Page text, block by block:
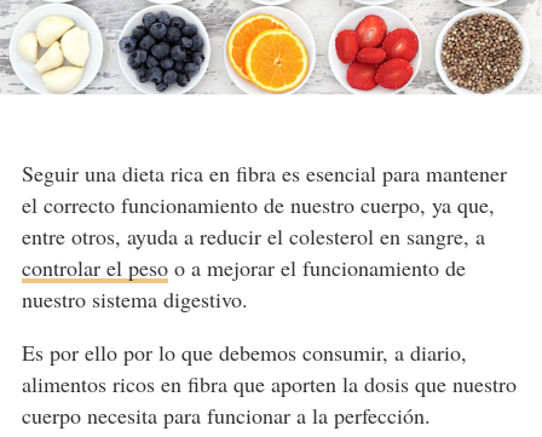
Seguir una dieta rica en fibra es esencial para mantener
el correcto funcionamiento de nuestro cuerpo, ya que,
entre otros, ayuda a reducir el colesterol en sangre, a
controlar el pesoo a mejorar el funcionamiento de
nuestro sistema digestivo.
Es por ello por lo que debemos consumir, a diario,
alimentos ricos en fibra que aporten la dosis que nuestro
cuerpo necesita para funcionar a la perfección.